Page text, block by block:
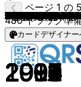
Mobb Deep
1995
Dr. Dre & Snoop
1999
The Notorious
1994
Wu-Tang Clan
1993
Nas
1994
The Game & 50
2005
Snoop Dogg &
1992
2Pac & Talent
1998
Warren G & Nate
1994
Kendrick Lamar
2015
Eminem
2002
Mos Def
1999
JAY-Z, Kanye West
2011
The Notorious
1997
Mobb Deep
1995
Dr. Dre
1999
Souls Of Mischief
1993
Dr. Dre & Eminem
1999
A Tribe Called
1993
Coolio
1996
Wu-Tang Clan
1992
Gang Starr
1999
Ice Cube
1992
Kanye West
2010
A Tribe Called
1992
Big Pun (feat. Fat
1998
Kanye West
2004
2Pac
1995
Snoop Dogg &
1993
Outkast
2001
J. Cole
2014
Eminem & Dido
2001
N.W.A.
1988
Kendrick Lamar
2012
GZA
1995
A$AP Rocky
2013
2Pac (feat. Dr. Dre)
1995
Kendrick Lamar
2012
Pete Rock & C.L.
1992
50 Cent
2003
Kendrick Lamar
2012
Dr. Dre (feat.
2000
Kendrick Lamar
2017
Eminem & Nate
2002
Luniz
1995
A Tribe Called
1990
Travis Scott
2016
M.O.P.
2000
The Pharcyde
1995
Eminem
2002
Grandmaster Flash
1982
Gang Starr
1998
Madvillain
2004
2Pac
1996
Immortal
2001
Busta Rhymes
2001
LL COOL J
1990
Drake
2018
Nas
1999
50 Cent
2003
KRS-One
1997
JAY-Z
1996
Kanye West
2007
2Pac
1996
Outkast
1996
Wu-Tang Clan
1993
JAY-Z
2003
Aesop Rock
2001
Ol' Dirty Bastard
1995
Kanye West
2010
MF DOOM
1999
Craig Mack
1994
The Notorious
1994
Kanye West
2010
House Of Pain
1992
Fugees
1996
Great Minds
2013
Blackstreet
1996
JAY-Z, Kanye
2011
Drake
2013
JAY-Z
2001
Drake
2018
Kendrick Lamar
2012
Nas
1994
2Pac
1993
Wu-Tang Clan
1993
Kendrick Lamar
2017
The Notorious
1994
Big L
1994
Eric B. & Rakim
1987
Jay Electronica
2009
A$AP Rocky
2013
JAY-Z
2001
Raekwon
1995
Missy Elliott
2002
Dr. Dre
1995
Mos Def
1999
2Pac
1995
Linkin Park &
2004
Ol' Dirty Bastard
1995
ページ 1 の
480トラック準
カードデザイナ